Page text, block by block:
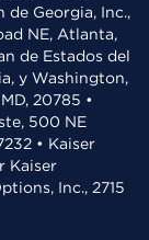
de Georgia, Inc.,
NE, Atlanta,
de Estados del
y Washington,
20785 •
500 NE
• Kaiser
Kaiser
Inc., 2715